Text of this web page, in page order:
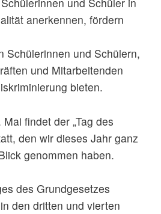
anerkennen, fördern
Schülerinnen und Schülern,
und Mitarbeitenden
bieten.
findet der „Tag des
den wir dieses Jahr ganz
genommen haben.
des Grundgesetzes
den dritten und vierten